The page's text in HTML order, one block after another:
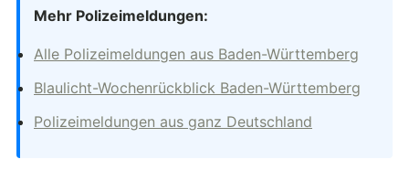
Mehr Polizeimeldungen:
Alle Polizeimeldungen aus Baden-Württemberg
Blaulicht-Wochenrückblick Baden-Württemberg
Polizeimeldungen aus ganz Deutschland